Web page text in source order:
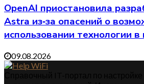
OpenAI приостановила
Astra из‑за опасений о
использовании технологии
09.08.2026